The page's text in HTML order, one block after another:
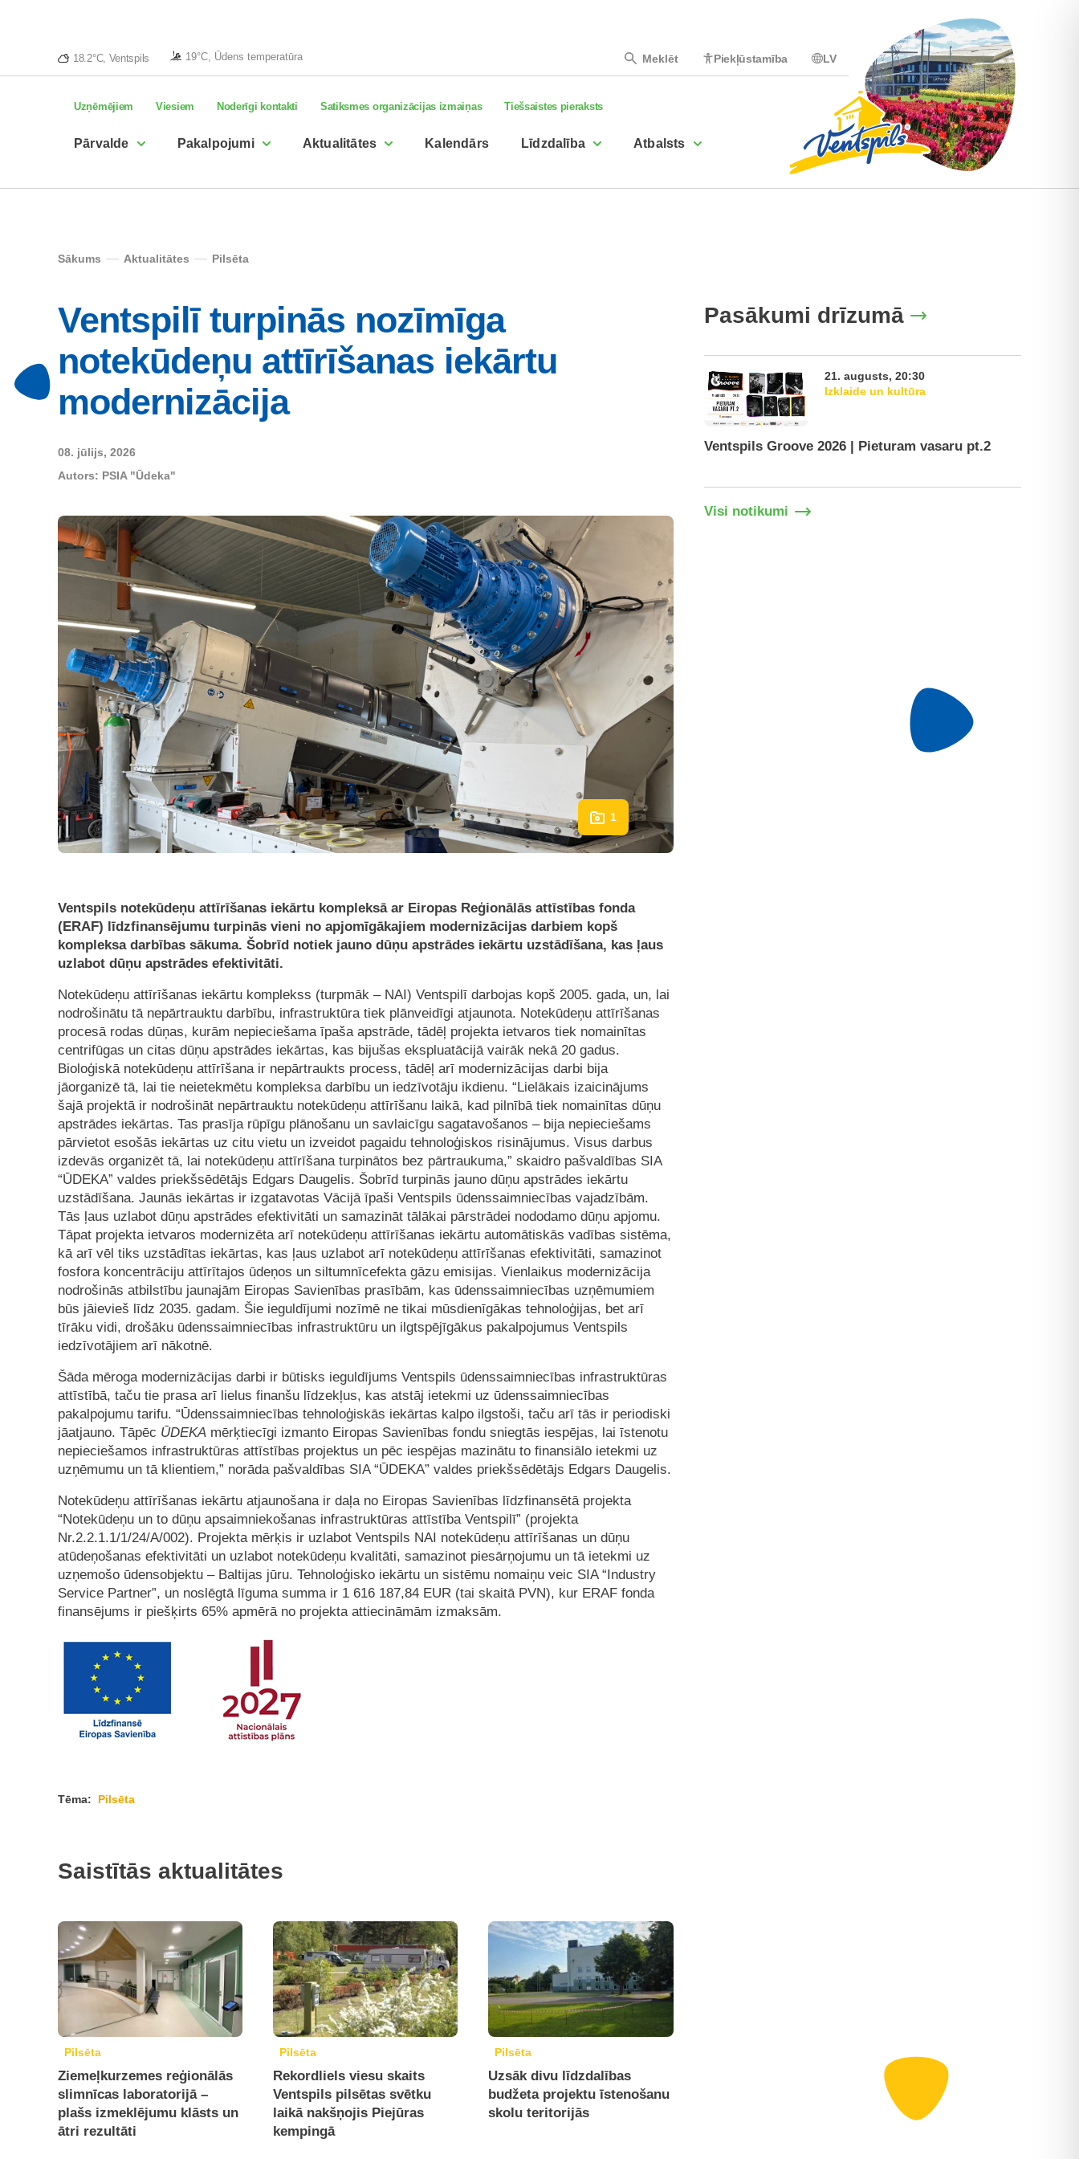
18.2°C, Ventspils 19°C, Ūdens temperatūra Meklēt Piekļūstamība LV
Uzņēmējiem Viesiem Noderīgi kontakti Satiksmes organizācijas izmaiņas Tiešsaistes pieraksts
Pārvalde Pakalpojumi Aktualitātes Kalendārs Līdzdalība Atbalsts
Sākums Aktualitātes Pilsēta
Ventspilī turpinās nozīmīga
notekūdeņu attīrīšanas iekārtu
modernizācija
08. jūlijs, 2026
Autors: PSIA "Ūdeka"
1
Ventspils notekūdeņu attīrīšanas iekārtu kompleksā ar Eiropas Reģionālās attīstības fonda
(ERAF) līdzfinansējumu turpinās vieni no apjomīgākajiem modernizācijas darbiem kopš
kompleksa darbības sākuma. Šobrīd notiek jauno dūņu apstrādes iekārtu uzstādīšana, kas ļaus
uzlabot dūņu apstrādes efektivitāti.
Notekūdeņu attīrīšanas iekārtu komplekss (turpmāk – NAI) Ventspilī darbojas kopš 2005. gada, un, lai
nodrošinātu tā nepārtrauktu darbību, infrastruktūra tiek plānveidīgi atjaunota. Notekūdeņu attīrīšanas
procesā rodas dūņas, kurām nepieciešama īpaša apstrāde, tādēļ projekta ietvaros tiek nomainītas
centrifūgas un citas dūņu apstrādes iekārtas, kas bijušas ekspluatācijā vairāk nekā 20 gadus.
Bioloģiskā notekūdeņu attīrīšana ir nepārtraukts process, tādēļ arī modernizācijas darbi bija
jāorganizē tā, lai tie neietekmētu kompleksa darbību un iedzīvotāju ikdienu. “Lielākais izaicinājums
šajā projektā ir nodrošināt nepārtrauktu notekūdeņu attīrīšanu laikā, kad pilnībā tiek nomainītas dūņu
apstrādes iekārtas. Tas prasīja rūpīgu plānošanu un savlaicīgu sagatavošanos – bija nepieciešams
pārvietot esošās iekārtas uz citu vietu un izveidot pagaidu tehnoloģiskos risinājumus. Visus darbus
izdevās organizēt tā, lai notekūdeņu attīrīšana turpinātos bez pārtraukuma,” skaidro pašvaldības SIA
“ŪDEKA” valdes priekšsēdētājs Edgars Daugelis. Šobrīd turpinās jauno dūņu apstrādes iekārtu
uzstādīšana. Jaunās iekārtas ir izgatavotas Vācijā īpaši Ventspils ūdenssaimniecības vajadzībām.
Tās ļaus uzlabot dūņu apstrādes efektivitāti un samazināt tālākai pārstrādei nododamo dūņu apjomu.
Tāpat projekta ietvaros modernizēta arī notekūdeņu attīrīšanas iekārtu automātiskās vadības sistēma,
kā arī vēl tiks uzstādītas iekārtas, kas ļaus uzlabot arī notekūdeņu attīrīšanas efektivitāti, samazinot
fosfora koncentrāciju attīrītajos ūdeņos un siltumnīcefekta gāzu emisijas. Vienlaikus modernizācija
nodrošinās atbilstību jaunajām Eiropas Savienības prasībām, kas ūdenssaimniecības uzņēmumiem
būs jāievieš līdz 2035. gadam. Šie ieguldījumi nozīmē ne tikai mūsdienīgākas tehnoloģijas, bet arī
tīrāku vidi, drošāku ūdenssaimniecības infrastruktūru un ilgtspējīgākus pakalpojumus Ventspils
iedzīvotājiem arī nākotnē.
Šāda mēroga modernizācijas darbi ir būtisks ieguldījums Ventspils ūdenssaimniecības infrastruktūras
attīstībā, taču tie prasa arī lielus finanšu līdzekļus, kas atstāj ietekmi uz ūdenssaimniecības
pakalpojumu tarifu. “Ūdenssaimniecības tehnoloģiskās iekārtas kalpo ilgstoši, taču arī tās ir periodiski
jāatjauno. Tāpēc ŪDEKA mērķtiecīgi izmanto Eiropas Savienības fondu sniegtās iespējas, lai īstenotu
nepieciešamos infrastruktūras attīstības projektus un pēc iespējas mazinātu to finansiālo ietekmi uz
uzņēmumu un tā klientiem,” norāda pašvaldības SIA “ŪDEKA” valdes priekšsēdētājs Edgars Daugelis.
Notekūdeņu attīrīšanas iekārtu atjaunošana ir daļa no Eiropas Savienības līdzfinansētā projekta
“Notekūdeņu un to dūņu apsaimniekošanas infrastruktūras attīstība Ventspilī” (projekta
Nr.2.2.1.1/1/24/A/002). Projekta mērķis ir uzlabot Ventspils NAI notekūdeņu attīrīšanas un dūņu
atūdeņošanas efektivitāti un uzlabot notekūdeņu kvalitāti, samazinot piesārņojumu un tā ietekmi uz
uzņemošo ūdensobjektu – Baltijas jūru. Tehnoloģisko iekārtu un sistēmu nomaiņu veic SIA “Industry
Service Partner”, un noslēgtā līguma summa ir 1 616 187,84 EUR (tai skaitā PVN), kur ERAF fonda
finansējums ir piešķirts 65% apmērā no projekta attiecināmām izmaksām.
Tēma: Pilsēta
Saistītās aktualitātes
Pilsēta
Ziemeļkurzemes reģionālās
slimnīcas laboratorijā –
plašs izmeklējumu klāsts un
ātri rezultāti
Pilsēta
Rekordliels viesu skaits
Ventspils pilsētas svētku
laikā nakšņojis Piejūras
kempingā
Pilsēta
Uzsāk divu līdzdalības
budžeta projektu īstenošanu
skolu teritorijās
Pasākumi drīzumā
21. augusts, 20:30
Izklaide un kultūra
Ventspils Groove 2026 | Pieturam vasaru pt.2
Visi notikumi